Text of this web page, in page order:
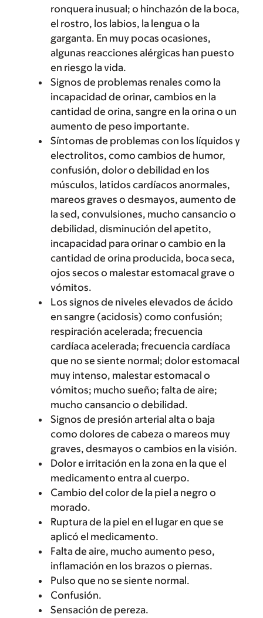
ronquera inusual; o hinchazón de la boca,
el rostro, los labios, la lengua o la
garganta. En muy pocas ocasiones,
algunas reacciones alérgicas han puesto
en riesgo la vida.
Signos de problemas renales como la
incapacidad de orinar, cambios en la
cantidad de orina, sangre en la orina o un
aumento de peso importante.
Síntomas de problemas con los líquidos y
electrolitos, como cambios de humor,
confusión, dolor o debilidad en los
músculos, latidos cardíacos anormales,
mareos graves o desmayos, aumento de
la sed, convulsiones, mucho cansancio o
debilidad, disminución del apetito,
incapacidad para orinar o cambio en la
cantidad de orina producida, boca seca,
ojos secos o malestar estomacal grave o
vómitos.
Los signos de niveles elevados de ácido
en sangre (acidosis) como confusión;
respiración acelerada; frecuencia
cardíaca acelerada; frecuencia cardíaca
que no se siente normal; dolor estomacal
muy intenso, malestar estomacal o
vómitos; mucho sueño; falta de aire;
mucho cansancio o debilidad.
Signos de presión arterial alta o baja
como dolores de cabeza o mareos muy
graves, desmayos o cambios en la visión.
Dolor e irritación en la zona en la que el
medicamento entra al cuerpo.
Cambio del color de la piel a negro o
morado.
Ruptura de la piel en el lugar en que se
aplicó el medicamento.
Falta de aire, mucho aumento peso,
inflamación en los brazos o piernas.
Pulso que no se siente normal.
Confusión.
Sensación de pereza.